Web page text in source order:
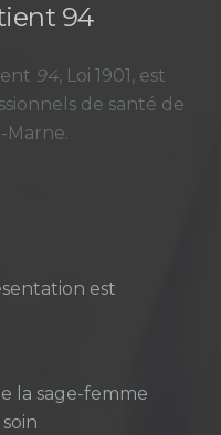
94
94, Loi 1901, est
de santé de
Marne.
est
la sage-femme